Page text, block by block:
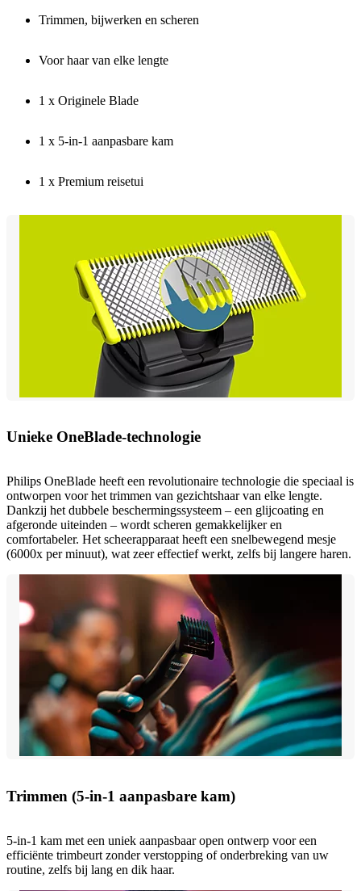
Trimmen, bijwerken en scheren
Voor haar van elke lengte
1 x Originele Blade
1 x 5-in-1 aanpasbare kam
1 x Premium reisetui
Unieke OneBlade-technologie
Philips OneBlade heeft een revolutionaire technologie die speciaal is
ontworpen voor het trimmen van gezichtshaar van elke lengte.
Dankzij het dubbele beschermingssysteem – een glijcoating en
afgeronde uiteinden – wordt scheren gemakkelijker en
comfortabeler. Het scheerapparaat heeft een snelbewegend mesje
(6000x per minuut), wat zeer effectief werkt, zelfs bij langere haren.
Trimmen (5-in-1 aanpasbare kam)
5-in-1 kam met een uniek aanpasbaar open ontwerp voor een
efficiënte trimbeurt zonder verstopping of onderbreking van uw
routine, zelfs bij lang en dik haar.